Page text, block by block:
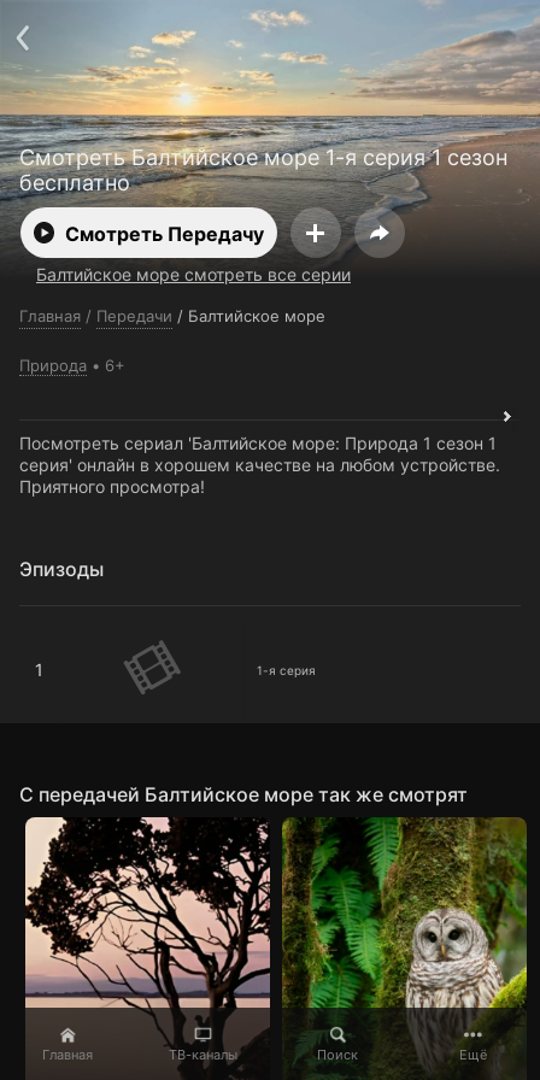
Главная ТВ-каналы Поиск Ещё
Смотреть Балтийское море 1-я серия 1 сезон
бесплатно
Смотреть Передачу
Балтийское море смотреть все серии
Главная / Передачи / Балтийское море
Природа 6+
Посмотреть сериал 'Балтийское море: Природа 1 сезон 1
серия' онлайн в хорошем качестве на любом устройстве.
Приятного просмотра!
Эпизоды
1 1-я серия
C передачей Балтийское море так же смотрят
О сервисе
Пользовательское соглашение
Политика конфиденциальности
Для партнёров
Открыть приложение
Ввести промокод
Установить на ТВ
Бесплатные каналы Контакты